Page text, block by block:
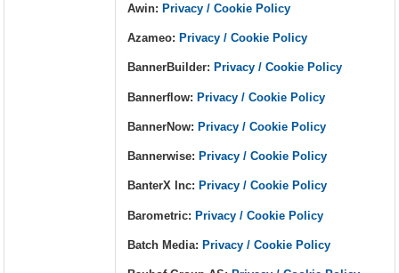
Awin: Privacy / Cookie Policy
Azameo: Privacy / Cookie Policy
BannerBuilder: Privacy / Cookie Policy
Bannerflow: Privacy / Cookie Policy
BannerNow: Privacy / Cookie Policy
Bannerwise: Privacy / Cookie Policy
BanterX Inc: Privacy / Cookie Policy
Barometric: Privacy / Cookie Policy
Batch Media: Privacy / Cookie Policy